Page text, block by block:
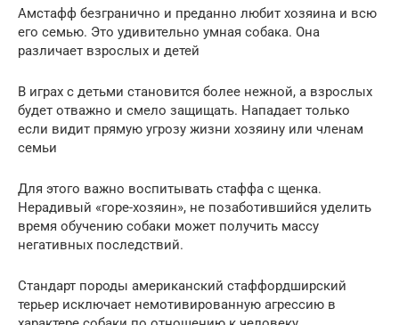
Амстафф безгранично и преданно любит хозяина и всю
его семью. Это удивительно умная собака. Она
различает взрослых и детей
В играх с детьми становится более нежной, а взрослых
будет отважно и смело защищать. Нападает только
если видит прямую угрозу жизни хозяину или членам
семьи
Для этого важно воспитывать стаффа с щенка.
Нерадивый «горе-хозяин», не позаботившийся уделить
время обучению собаки может получить массу
негативных последствий.
Стандарт породы американский стаффордширский
терьер исключает немотивированную агрессию в